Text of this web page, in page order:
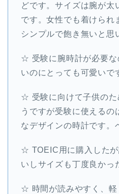
どです。サイズは腕が太
です。女性でも着けられ
シンプルで飽き無いと思
☆ 受験に腕時計が必要な
いのにとっても可愛いで
☆ 受験に向けて子供のた
うですが受験に使えるの
なデザインの時計です。
☆ TOEIC用に購入した
いしサイズも丁度良かっ
☆ 時間が読みやすく、軽